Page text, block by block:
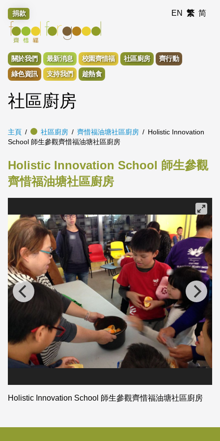
捐款 EN 繁 简
關於我們 最新消息 校園齊惜福 社區廚房
齊行動
綠色資訊
支持我們 趁熱食
社區廚房
主頁 社區廚房 齊惜福油塘社區廚房
Holistic Innovation
School 師生參觀齊惜福油塘社區廚房
Holistic Innovation School 師生參觀
齊惜福油塘社區廚房
Holistic Innovation School 師生參觀齊惜福油塘社區廚房